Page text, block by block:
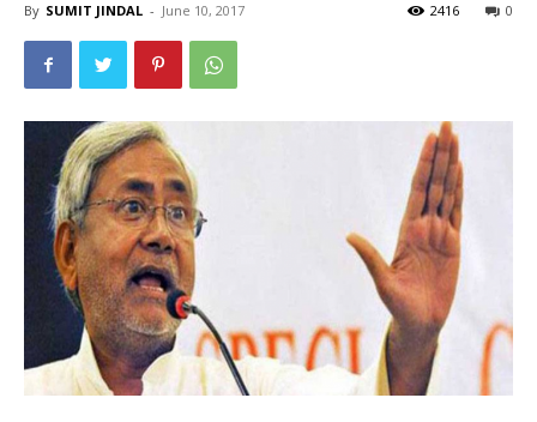
By SUMIT JINDAL - June 10, 2017 0
2416